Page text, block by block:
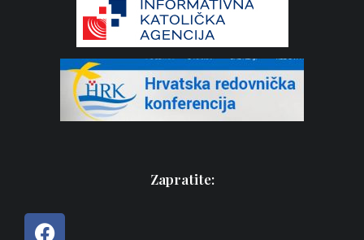
Zapratite: